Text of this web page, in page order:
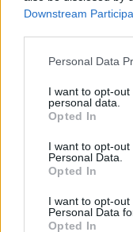
Downstream
Personal Data
I want to opt-
personal data.
Opted In
I want to opt-
Personal Data.
Opted In
I want to opt-
Personal Data
Opted In